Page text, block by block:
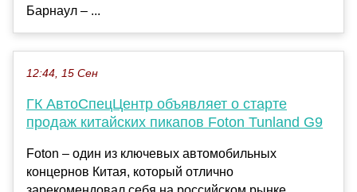
Барнаул – ...
12:44, 15 Сен
ГК АвтоСпецЦентр объявляет о старте
продаж китайских пикапов Foton Tunland G9
Foton – один из ключевых автомобильных
концернов Китая, который отлично